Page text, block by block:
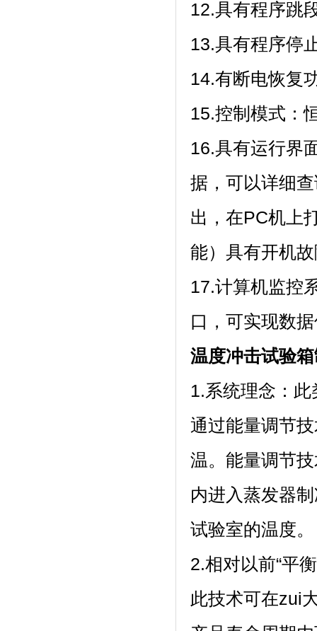
12.具有程序跳段
13.具有程序停止
14.有断电恢复功
15.控制模式：恒
16.具有运行界
据，可以详细
出，在PC机
能）具有开机故
17.计算机监控
口，可实现数据
温度冲击试验
1.系统理念：
通过能量调节
温。能量调
内进入蒸发器制
试验室的温度。
2.相对以前“平衡
此技术可在zui